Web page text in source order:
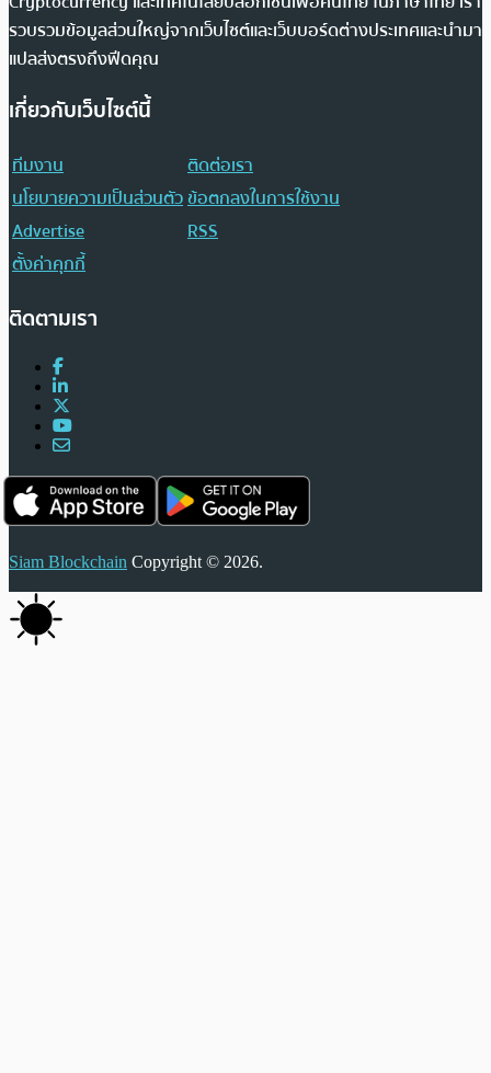
รวบรวมข้อมูลส่วนใหญ่จากเว็บไซต์และเว็บบอร์ดต่างประเทศและนำมา
แปลส่งตรงถึงฟีดคุณ
เกี่ยวกับเว็บไซต์นี้
ทีมงาน
ติดต่อเรา
นโยบายความเป็นส่วนตัวข้อตกลงในการใช้งาน
Advertise
RSS
ตั้งค่าคุกกี้
ติดตามเรา
Siam Blockchain Copyright © 2026.